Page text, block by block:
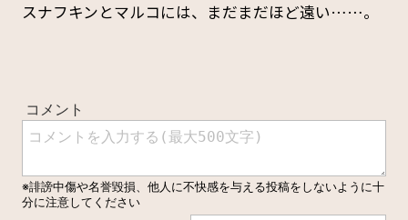
スナフキンとマルコには、まだまだほど遠い……。